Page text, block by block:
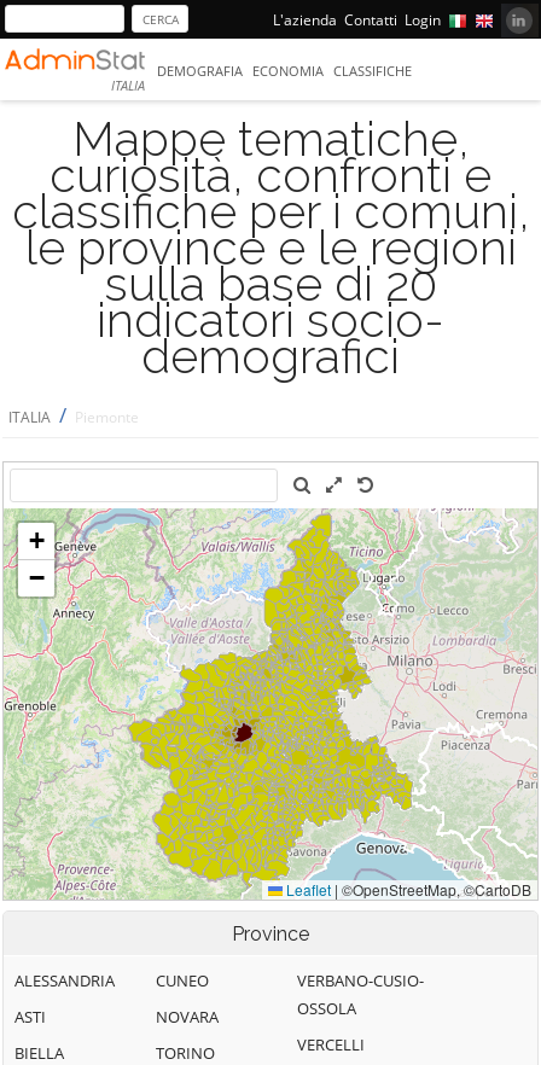
L'azienda Contatti Login
ITALIA
DEMOGRAFIA ECONOMIA CLASSIFICHE
Mappe tematiche,
curiosità, confronti e
classifiche per i comuni,
le province e le regioni
sulla base di 20
indicatori socio-
demografici
ITALIA / Piemonte
Province
ALESSANDRIA
ASTI
BIELLA
CUNEO
NOVARA
TORINO
VERBANO-CUSIO-
OSSOLA
VERCELLI